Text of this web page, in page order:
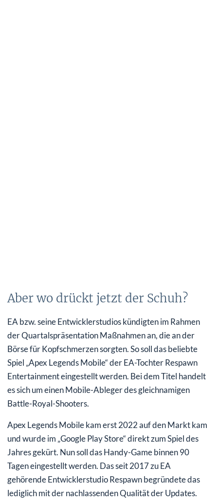
Aber wo drückt jetzt der Schuh?
EA bzw. seine Entwicklerstudios kündigten im Rahmen
der Quartalspräsentation Maßnahmen an, die an der
Börse für Kopfschmerzen sorgten. So soll das beliebte
Spiel „Apex Legends Mobile“ der EA-Tochter Respawn
Entertainment eingestellt werden. Bei dem Titel handelt
es sich um einen Mobile-Ableger des gleichnamigen
Battle-Royal-Shooters.
Apex Legends Mobile kam erst 2022 auf den Markt kam
und wurde im „Google Play Store“ direkt zum Spiel des
Jahres gekürt. Nun soll das Handy-Game binnen 90
Tagen eingestellt werden. Das seit 2017 zu EA
gehörende Entwicklerstudio Respawn begründete das
lediglich mit der nachlassenden Qualität der Updates.